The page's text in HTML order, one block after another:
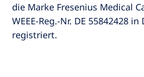
die Marke Fresenius Medical
WEEE-Reg.-Nr. DE 55842428
registriert.